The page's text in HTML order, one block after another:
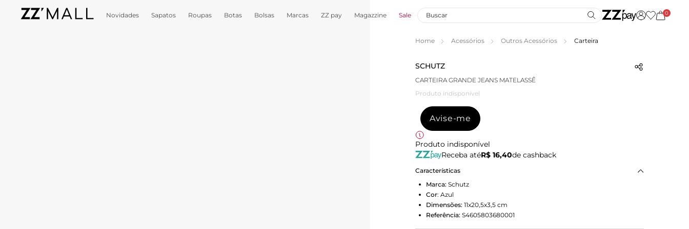
Novidades Sapatos Roupas Botas Bolsas Marcas ZZ pay Magazzine Sale 0
Home Acessórios Outros Acessórios Carteira
SCHUTZ
CARTEIRA GRANDE JEANS MATELASSÊ
Produto indisponível
Avise-me
Produto indisponível
Receba atéR$ 16,40de cashback
Características
Marca: Schutz
Cor: Azul
Dimensões: 11x20,5x3,5 cm
Referência: S4605803680001